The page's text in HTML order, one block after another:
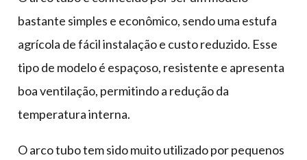
bastante simples e econômico, sendo uma estufa
agrícola de fácil instalação e custo reduzido. Esse
tipo de modelo é espaçoso, resistente e apresenta
boa ventilação, permitindo a redução da
temperatura interna.
O arco tubo tem sido muito utilizado por pequenos